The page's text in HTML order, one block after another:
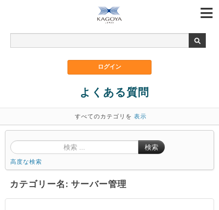
よくある質問
すべてのカテゴリを 表示
検索
高度な検索
カテゴリー名: サーバー管理